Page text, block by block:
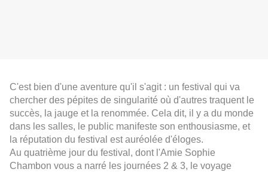
C'est bien d'une aventure qu'il s'agit : un festival qui va
chercher des pépites de singularité où d'autres traquent le
succès, la jauge et la renommée. Cela dit, il y a du monde
dans les salles, le public manifeste son enthousiasme, et
la réputation du festival est auréolée d'éloges.
Au quatrième jour du festival, dont l'Amie Sophie
Chambon vous a narré les journées 2 & 3, le voyage